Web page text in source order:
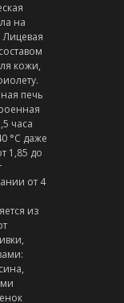
на
кожи,
печь
часа
°C даже
1,85 до
от 4
из